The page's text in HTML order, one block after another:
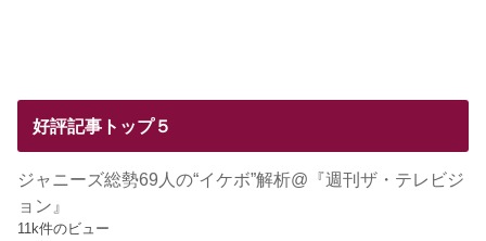
好評記事トップ５
ジャニーズ総勢69人の“イケボ”解析@『週刊ザ・テレビジ
ョン』
11k件のビュー